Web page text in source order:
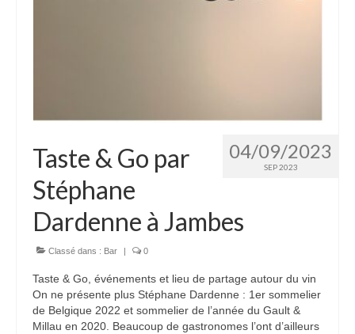
04/09/2023
SEP 2023
Taste & Go par
Stéphane
Dardenne à Jambes
Classé dans : Bar | 0
Taste & Go, événements et lieu de partage autour du vin
On ne présente plus Stéphane Dardenne : 1er sommelier
de Belgique 2022 et sommelier de l’année du Gault &
Millau en 2020. Beaucoup de gastronomes l’ont d’ailleurs